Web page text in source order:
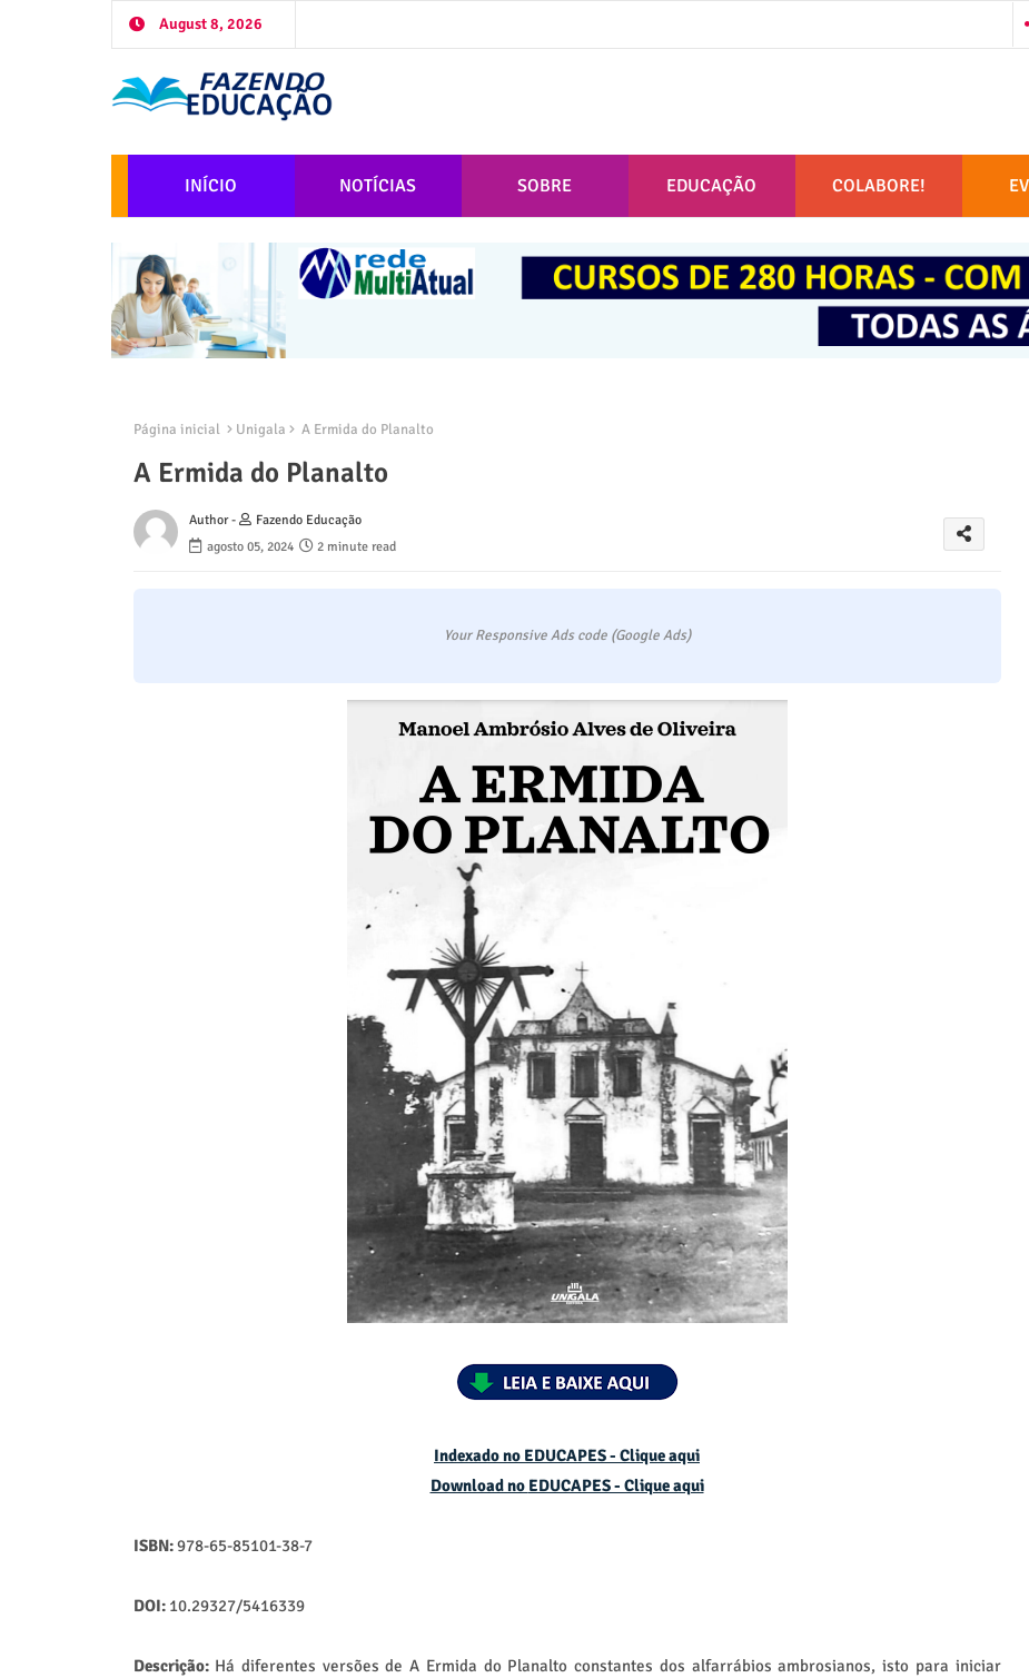
August 8, 2026
INÍCIO NOTÍCIAS SOBRE EDUCAÇÃO COLABORE!
Página inicial Unigala A Ermida do Planalto
A Ermida do Planalto
Author -
Fazendo Educação
agosto 05, 2024
2 minute read
Your Responsive Ads code (Google Ads)
Indexado no EDUCAPES - Clique aqui
Download no EDUCAPES - Clique aqui
ISBN:978-65-85101-38-7
DOI:10.29327/5416339
Descrição: Há diferentes versões de A Ermida do Planalto constantes dos alfarrábios ambrosianos, isto para iniciar